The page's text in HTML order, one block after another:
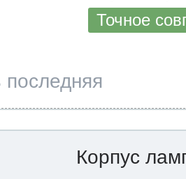
Точное
Корпус